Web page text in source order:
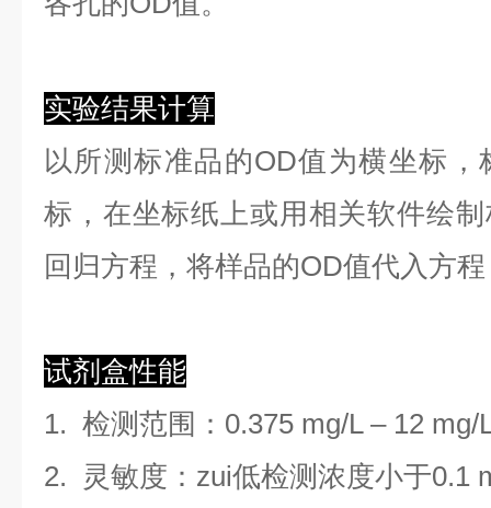
实验结果计算
以所测标准品的OD值为横坐标，
标，在坐标纸上或用相关软件绘制
回归方程 ， 将样品的OD值代入方
试剂盒性能
1. 检测范围 ： 0.375 mg/L –12 mg/
2. 灵敏度：zui低检测浓度小于0.1